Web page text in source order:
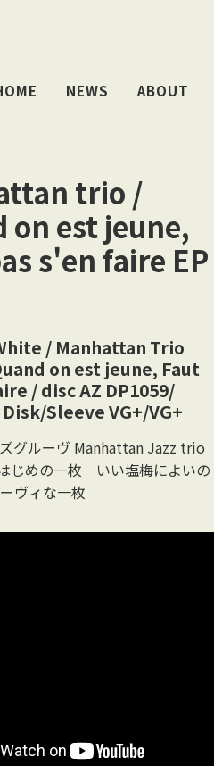
NEWS ABOUT
trio /
on est jeune,
s'en faire EP
/ Manhattan Trio
on est jeune, Faut
/ disc AZ DP1059/
Sleeve VG+/VG+
グルーヴ Manhattan Jazz trio
じめの一枚 いい塩梅によいの
ヴィな一枚